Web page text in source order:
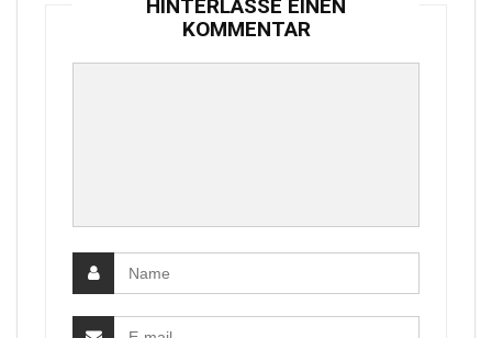
HINTERLASSE EINEN
KOMMENTAR